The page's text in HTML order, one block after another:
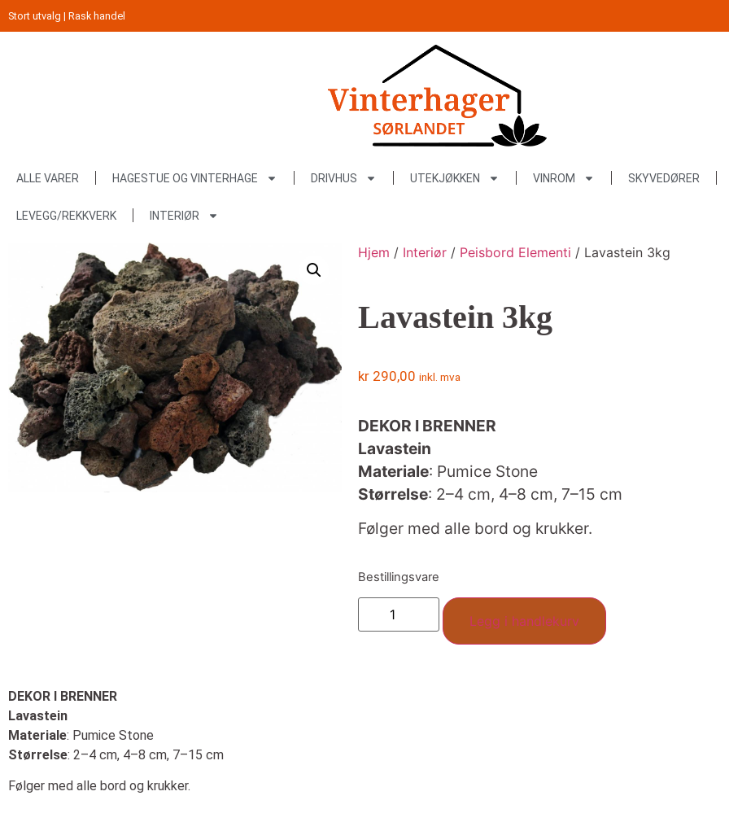
Stort utvalg | Rask handel
ALLE VARER HAGESTUE OG VINTERHAGE DRIVHUS UTEKJØKKEN VINROM SKYVEDØRER
LEVEGG/REKKVERK INTERIØR
Hjem / Interiør / Peisbord Elementi / Lavastein 3kg
Lavastein 3kg
kr 290,00 inkl. mva
DEKOR I BRENNER
Lavastein
Materiale: Pumice Stone
Størrelse: 2–4 cm, 4–8 cm, 7–15 cm
Følger med alle bord og krukker.
Bestillingsvare
Legg i handlekurv
DEKOR I BRENNER
Lavastein
Materiale: Pumice Stone
Størrelse: 2–4 cm, 4–8 cm, 7–15 cm
Følger med alle bord og krukker.